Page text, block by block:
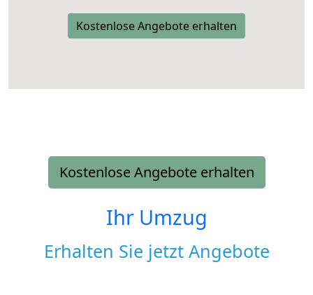
Kostenlose Angebote erhalten
Kostenlose Angebote erhalten
Ihr Umzug
Erhalten Sie jetzt Angebote